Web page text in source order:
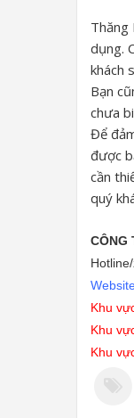
Thăng
dụng.
khách
Bạn
chưa
Để
được
cần
quý
CÔNG
Khu
Khu
Khu